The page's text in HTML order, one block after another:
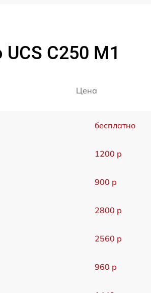
C250 M1
Цена
бесплатно
1200 р
900 р
2800 р
2560 р
960 р